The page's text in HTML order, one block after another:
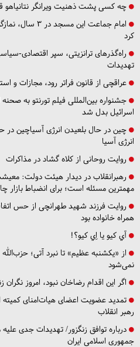
چه کسی پشت ذهنیت ویرانگر نتانیاهو
کرد
راه‌گذرهای ترانزیتی، سپر اقتصادی-سیاسی
تهدیدات
عراقچی از قانون فراتر رود، مجازات و
جشنواره بین‌المللی فیلم تورنتو به
اسرائیل بدل شد
چین در حال بلعیدن انرژی آسیاچین در
انرژی آسیا
روایت روحانی از کلاه گشاد در مذاکرات
رهبرانقلاب در دیدار هیئت دولت:
مهمترین مسئله است؛ برای انضباط بازار
روایت فرزند شهید طهرانچی از حس
همراه خانواده بود
آي كيو يا اِي كيو؟!
از «یکشنبه عظیم» تا نبرد آتی؛
نمی‌شود
اگر این اقدام رضاخان نبود، امروز نگران
تمدید عضویت اعضای هیات‌امنای کمیته
رهبر انقلاب
درباره توافق زنگزور/ تهدیدات جدی
جمهوری اسلامی ایران